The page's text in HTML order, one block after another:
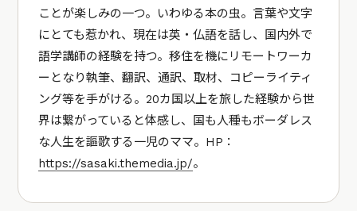
ことが楽しみの一つ。いわゆる本の虫。言葉や文字
にとても惹かれ、現在は英・仏語を話し、国内外で
語学講師の経験を持つ。移住を機にリモートワーカ
ーとなり執筆、翻訳、通訳、取材、コピーライティ
ング等を手がける。20カ国以上を旅した経験から世
界は繋がっていると体感し、国も人種もボーダレス
な人生を謳歌する一児のママ。HP：
https://sasaki.themedia.jp/。